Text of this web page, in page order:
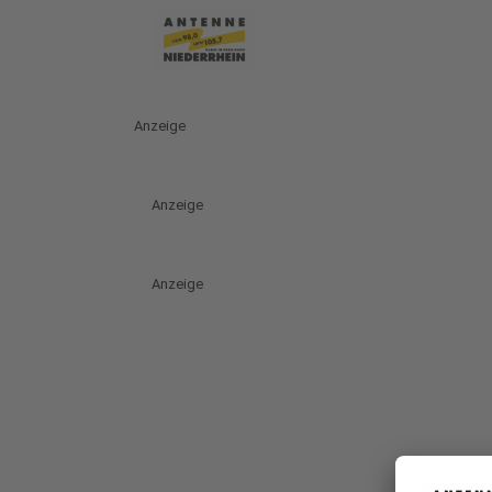
Anzeige
Anzeige
Anzeige